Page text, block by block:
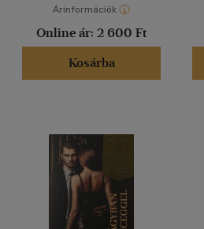
Felnőtt(22311)
Amerikai angol
Angol(3791)
Angol-amerikai
Angol-francia
Árinformációk
Online ár: 2 600 Ft
Kosárba